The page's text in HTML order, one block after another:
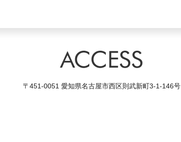
〒451-0051 愛知県名古屋市西区則武新町3-1-146号